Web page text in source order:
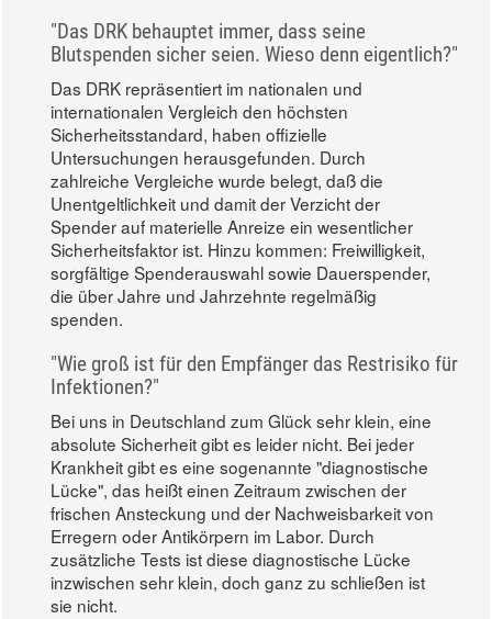
"Das DRK behauptet immer, dass seine
Blutspenden sicher seien. Wieso denn eigentlich?"
Das DRK repräsentiert im nationalen und
internationalen Vergleich den höchsten
Sicherheitsstandard, haben offizielle
Untersuchungen herausgefunden. Durch
zahlreiche Vergleiche wurde belegt, daß die
Unentgeltlichkeit und damit der Verzicht der
Spender auf materielle Anreize ein wesentlicher
Sicherheitsfaktor ist. Hinzu kommen: Freiwilligkeit,
sorgfältige Spenderauswahl sowie Dauerspender,
die über Jahre und Jahrzehnte regelmäßig
spenden.
"Wie groß ist für den Empfänger das Restrisiko für
Infektionen?"
Bei uns in Deutschland zum Glück sehr klein, eine
absolute Sicherheit gibt es leider nicht. Bei jeder
Krankheit gibt es eine sogenannte "diagnostische
Lücke", das heißt einen Zeitraum zwischen der
frischen Ansteckung und der Nachweisbarkeit von
Erregern oder Antikörpern im Labor. Durch
zusätzliche Tests ist diese diagnostische Lücke
inzwischen sehr klein, doch ganz zu schließen ist
sie nicht.